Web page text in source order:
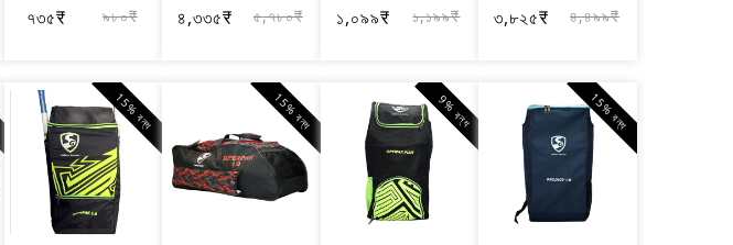
৭৩৫₹ ৯৮০₹ ৪,৩৩৫₹ ৫,৭৮০₹ ১,০৯৯₹ ১,১৯৯₹ ৩,৮২৫₹ ৪,৪৯৯₹
15% বন্ধ 15% বন্ধ 9% বন্ধ 15% বন্ধ